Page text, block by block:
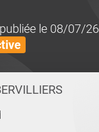
le 08/07/26